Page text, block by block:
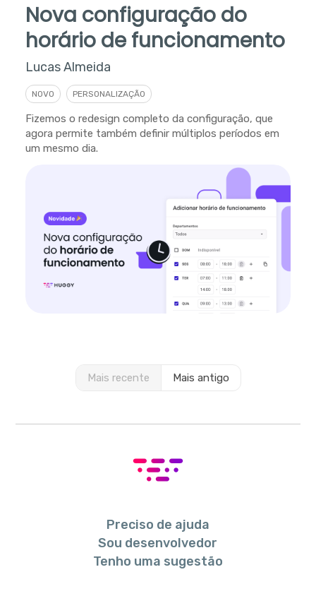
Nova configuração do
horário de funcionamento
Lucas Almeida
NOVO PERSONALIZAÇÃO
Fizemos o redesign completo da configuração, que
agora permite também definir múltiplos períodos em
um mesmo dia.
Mais recente Mais antigo
Preciso de ajuda
Sou desenvolvedor
Tenho uma sugestão